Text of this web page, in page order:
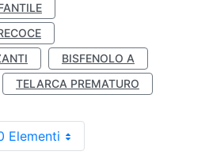
BISFENOLO A
TELARCA PREMATURO
Elementi